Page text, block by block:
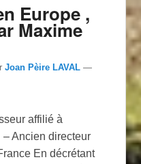
Europe ,
Maxime
Joan Pèire LAVAL —
affilié à
Ancien directeur
En décrétant